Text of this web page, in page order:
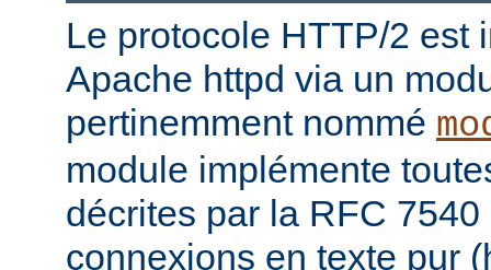
Le protocole HTTP/2 est
Apache httpd via un
pertinemment nommé
module implémente
décrites par la RFC
connexions en texte pur